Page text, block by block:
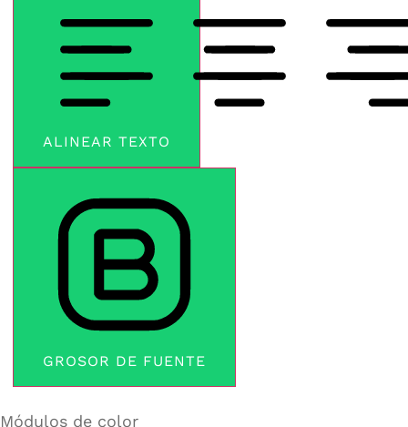
ALINEAR TEXTO
GROSOR DE FUENTE
Módulos de color